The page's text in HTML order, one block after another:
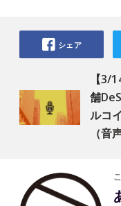
【3/
舗
ルコ
（音
シェア